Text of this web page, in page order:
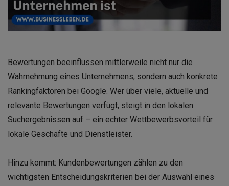
Bewertungen beeinflussen mittlerweile nicht nur die
Wahrnehmung eines Unternehmens, sondern auch konkrete
Rankingfaktoren bei Google. Wer über viele, aktuelle und
relevante Bewertungen verfügt, steigt in den lokalen
Suchergebnissen auf – ein echter Wettbewerbsvorteil für
lokale Geschäfte und Dienstleister.
Hinzu kommt: Kundenbewertungen zählen zu den
wichtigsten Entscheidungskriterien bei der Auswahl eines